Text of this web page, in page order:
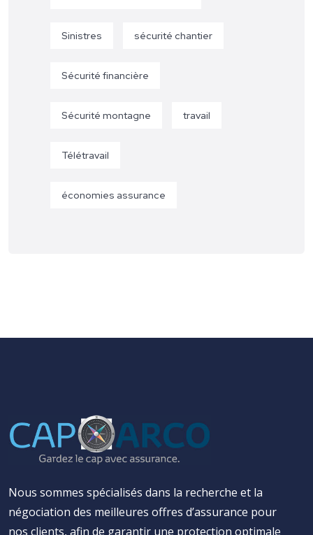
Sinistres sécurité chantier
Sécurité financière
Sécurité montagne travail
Télétravail
économies assurance
Nous sommes spécialisés dans la recherche et la
négociation des meilleures offres d’assurance pour
nos clients, afin de garantir une protection optimale